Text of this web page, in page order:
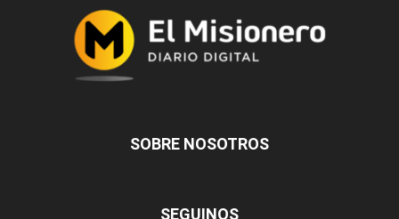
SOBRE NOSOTROS
SEGUINOS